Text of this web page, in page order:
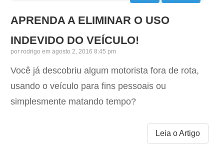
APRENDA A ELIMINAR O USO
INDEVIDO DO VEÍCULO!
por rodrigo em agosto 2, 2016 8:45 pm
Você já descobriu algum motorista fora de rota,
usando o veículo para fins pessoais ou
simplesmente matando tempo?
Leia o Artigo